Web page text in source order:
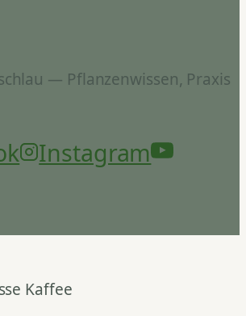
— Pflanzenwissen, Praxis
Instagram
Kaffee